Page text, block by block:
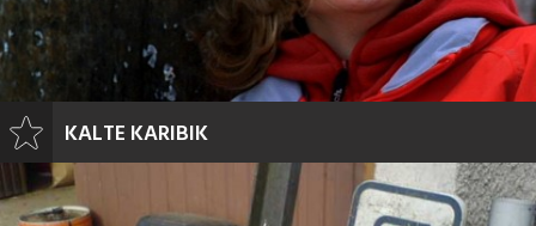
KALTE KARIBIK